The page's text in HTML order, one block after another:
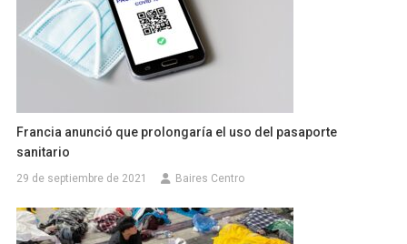
Francia anunció que prolongaría el uso del pasaporte
sanitario
29 de septiembre de 2021 Baires Centro